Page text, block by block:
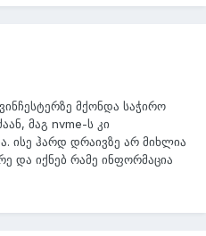
მქონდა საჭირო
მაგ nvme-ს კი
ისე ჰარდ დრაივზე არ მიხლია
და იქნებ რამე ინფორმაცია